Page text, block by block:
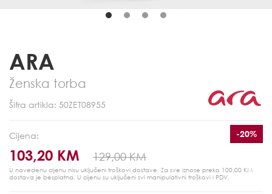
ARA
Ženska torba
Šifra artikla: 50ZET08955
Cijena:
103,20 KM 129,00 KM
-20%
U navedenu cijenu nisu uključeni troškovi dostave. Za sve iznose preko 100,00 KM
dostava je besplatna. U cijenu su uključeni svi manipulativni troškovi i PDV.